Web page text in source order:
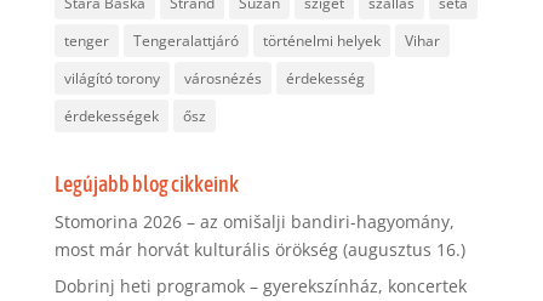
tenger
Tengeralattjáró történelmi helyek
Vihar
világító torony
városnézés
érdekesség
érdekességek
ősz
Legújabb blog cikkeink
Stomorina 2026 – az omišalji bandiri-hagyomány,
most már horvát kulturális örökség (augusztus 16.)
Dobrinj heti programok – gyerekszínház, koncertek